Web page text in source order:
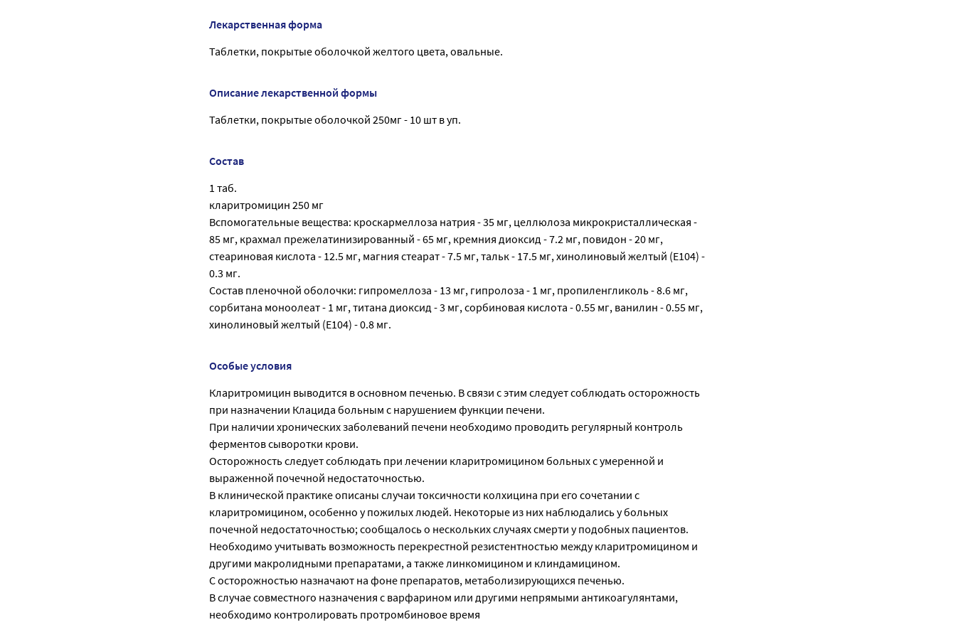
Лекарственная форма
Таблетки, покрытые оболочкой желтого цвета, овальные.
Описание лекарственной формы
Таблетки, покрытые оболочкой 250мг - 10 шт в уп.
Состав
1 таб.
кларитромицин 250 мг
Вспомогательные вещества: кроскармеллоза натрия - 35 мг, целлюлоза микрокристаллическая -
85 мг, крахмал прежелатинизированный - 65 мг, кремния диоксид - 7.2 мг, повидон - 20 мг,
стеариновая кислота - 12.5 мг, магния стеарат - 7.5 мг, тальк - 17.5 мг, хинолиновый желтый (E104) -
0.3 мг.
Состав пленочной оболочки: гипромеллоза - 13 мг, гипролоза - 1 мг, пропиленгликоль - 8.6 мг,
сорбитана моноолеат - 1 мг, титана диоксид - 3 мг, сорбиновая кислота - 0.55 мг, ванилин - 0.55 мг,
хинолиновый желтый (E104) - 0.8 мг.
Особые условия
Кларитромицин выводится в основном печенью. В связи с этим следует соблюдать осторожность
при назначении Клацида больным с нарушением функции печени.
При наличии хронических заболеваний печени необходимо проводить регулярный контроль
ферментов сыворотки крови.
Осторожность следует соблюдать при лечении кларитромицином больных с умеренной и
выраженной почечной недостаточностью.
В клинической практике описаны случаи токсичности колхицина при его сочетании с
кларитромицином, особенно у пожилых людей. Некоторые из них наблюдались у больных
почечной недостаточностью; сообщалось о нескольких случаях смерти у подобных пациентов.
Необходимо учитывать возможность перекрестной резистентностью между кларитромицином и
другими макролидными препаратами, а также линкомицином и клиндамицином.
С осторожностью назначают на фоне препаратов, метаболизирующихся печенью.
В случае совместного назначения с варфарином или другими непрямыми антикоагулянтами,
необходимо контролировать протромбиновое время